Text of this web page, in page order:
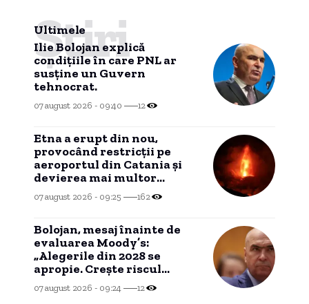
Ultimele
Știri
Ilie Bolojan explică
condițiile în care PNL ar
susține un Guvern
tehnocrat.
07 august 2026 - 09:40 12
Etna a erupt din nou,
provocând restricții pe
aeroportul din Catania și
devierea mai multor
zboruri.
07 august 2026 - 09:25 162
Bolojan, mesaj înainte de
evaluarea Moody’s:
„Alegerile din 2028 se
apropie. Crește riscul
recăderii în populism și
risipă”
07 august 2026 - 09:24 12